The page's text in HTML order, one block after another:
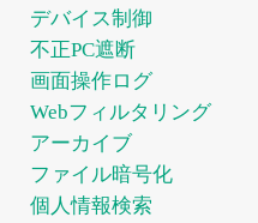
デバイス制御
不正PC遮断
画面操作ログ
Webフィルタリング
アーカイブ
ファイル暗号化
個人情報検索